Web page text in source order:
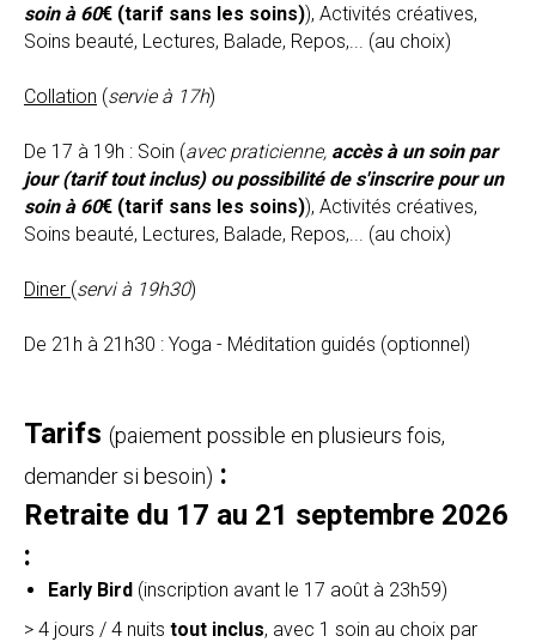
soin à 60€ (tarif sans les soins)), Activités créatives,
Soins beauté, Lectures, Balade, Repos,... (au choix)
Collation (servie à 17h)
De 17 à 19h : Soin (avec praticienne, accès à un soin par
jour (tarif tout inclus) ou possibilité de s'inscrire pour un
soin à 60€ (tarif sans les soins)), Activités créatives,
Soins beauté, Lectures, Balade, Repos,... (au choix)
Diner (servi à 19h30)
De 21h à 21h30 : Yoga - Méditation guidés (optionnel)
Tarifs (paiement possible en plusieurs fois,
demander si besoin) :
Retraite du 17 au 21 septembre 2026
:
Early Bird (inscription avant le 17 août à 23h59)
> 4 jours / 4 nuits tout inclus, avec 1 soin au choix par